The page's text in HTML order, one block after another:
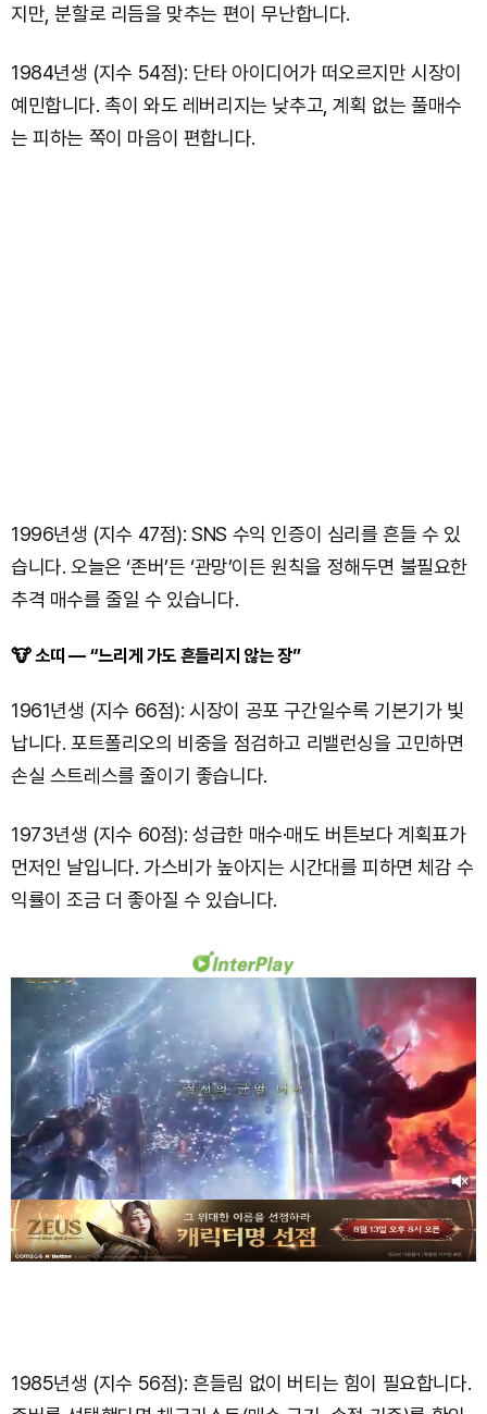
지만, 분할로 리듬을 맞추는 편이 무난합니다.
1984년생 (지수 54점): 단타 아이디어가 떠오르지만 시장이
예민합니다. 촉이 와도 레버리지는 낮추고, 계획 없는 풀매수
는 피하는 쪽이 마음이 편합니다.
1996년생 (지수 47점): SNS 수익 인증이 심리를 흔들 수 있
습니다. 오늘은 ‘존버’든 ‘관망’이든 원칙을 정해두면 불필요한
추격 매수를 줄일 수 있습니다.
🐮 소띠 — “느리게 가도 흔들리지 않는 장”
1961년생 (지수 66점): 시장이 공포 구간일수록 기본기가 빛
납니다. 포트폴리오의 비중을 점검하고 리밸런싱을 고민하면
손실 스트레스를 줄이기 좋습니다.
1973년생 (지수 60점): 성급한 매수·매도 버튼보다 계획표가
먼저인 날입니다. 가스비가 높아지는 시간대를 피하면 체감 수
익률이 조금 더 좋아질 수 있습니다.
1985년생 (지수 56점): 흔들림 없이 버티는 힘이 필요합니다.